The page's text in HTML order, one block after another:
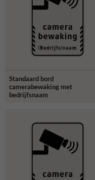
Standaard bord
camerabewaking met
bedrijfsnaam